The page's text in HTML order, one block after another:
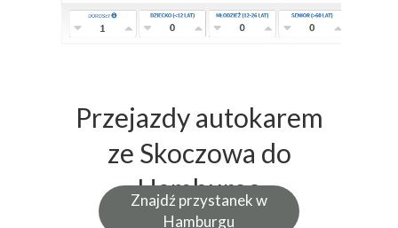
Znajdź przystanek w
Hamburgu
Przejazdy autokarem
ze Skoczowa do
Hamburga